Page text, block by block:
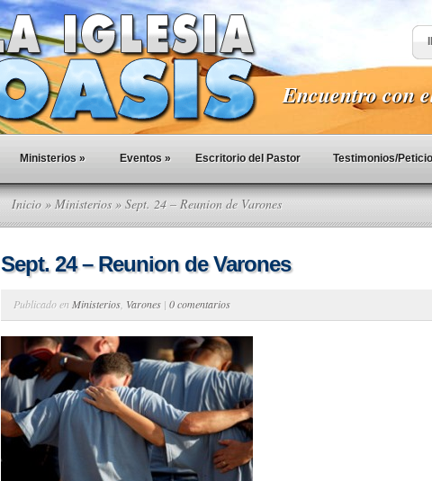
Encuentro con
Ministerios » Eventos » Escritorio del Pastor Testimonios/
Inicio » Ministerios» Sept. 24 – Reunion de Varones
Sept. 24 – Reunion de Varones
Publicado en Ministerios Varones | 0 comentarios